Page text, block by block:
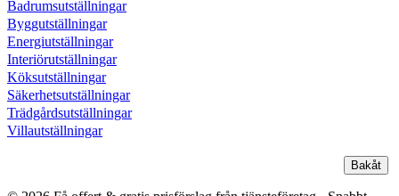
Badrumsutställningar
Byggutställningar
Energiutställningar
Interiörutställningar
Köksutställningar
Säkerhetsutställningar
Trädgårdsutställningar
Villautställningar